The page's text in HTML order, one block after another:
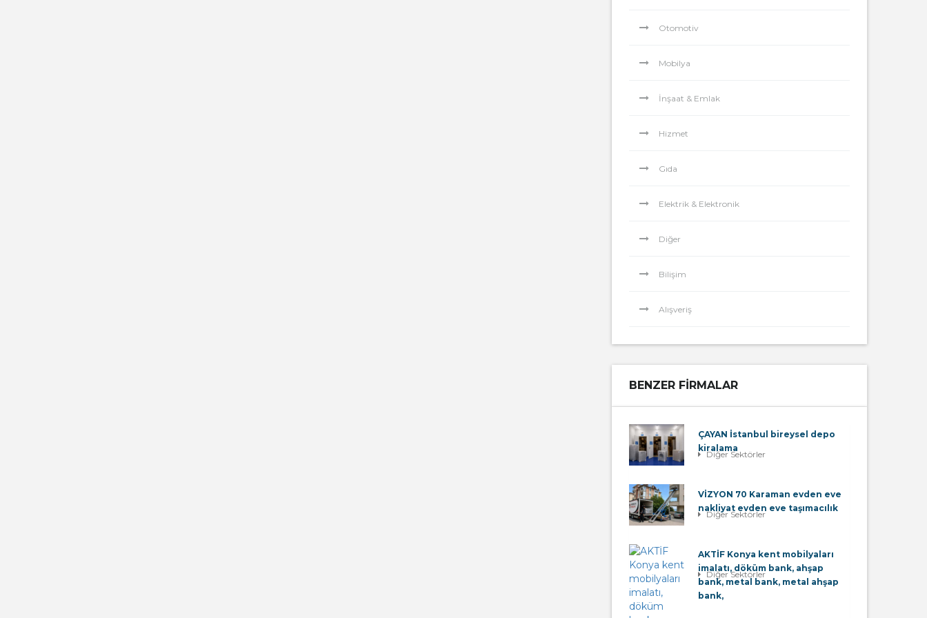
Otomotiv
Mobilya
İnşaat & Emlak
Hizmet
Gıda
Elektrik & Elektronik
Diğer
Bilişim
Alışveriş
BENZER FIRMALAR
ÇAYAN İstanbul bireysel depo
kiralama
Diğer Sektörler
VİZYON 70 Karaman evden eve
nakliyat evden eve taşımacılık
Diğer Sektörler
AKTİF Konya kent mobilyaları
imalatı, döküm bank, ahşap
bank, metal bank, metal ahşap
bank,
Diğer Sektörler